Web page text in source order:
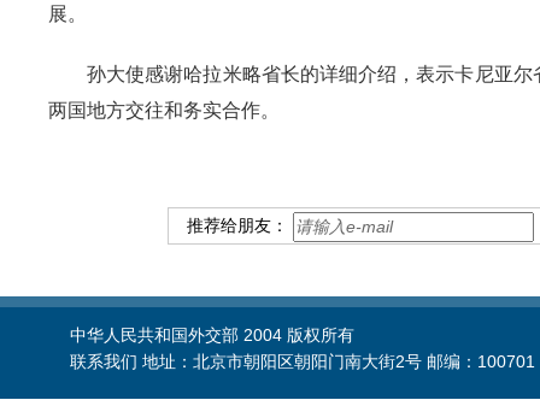
展。
孙大使感谢哈拉米略省长的详细介绍，表示卡尼亚
两国地方交往和务实合作。
推荐给朋友：
中华人民共和国外交部 2004 版权所有
联系我们 地址：北京市朝阳区朝阳门南大街2号 邮编：